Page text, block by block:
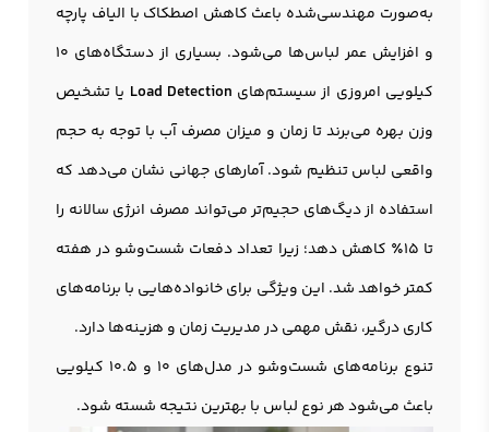
به‌صورت مهندسی‌شده باعث کاهش اصطکاک با الیاف پارچه
و افزایش عمر لباس‌ها می‌شود. بسیاری از دستگاه‌های ۱۰
کیلویی امروزی از سیستم‌های Load Detection یا تشخیص
وزن بهره می‌برند تا زمان و میزان مصرف آب با توجه به حجم
واقعی لباس تنظیم شود. آمارهای جهانی نشان می‌دهد که
استفاده از دیگ‌های حجیم‌تر می‌تواند مصرف انرژی سالانه را
تا ۱۵٪ کاهش دهد؛ زیرا تعداد دفعات شست‌وشو در هفته
کمتر خواهد شد. این ویژگی برای خانواده‌هایی با برنامه‌های
کاری درگیر، نقش مهمی در مدیریت زمان و هزینه‌ها دارد.
تنوع برنامه‌های شست‌وشو در مدل‌های ۱۰ و ۱۰.۵ کیلویی
باعث می‌شود هر نوع لباس با بهترین نتیجه شسته شود.